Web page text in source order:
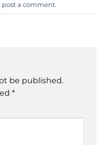
post a comment.
be published.
*